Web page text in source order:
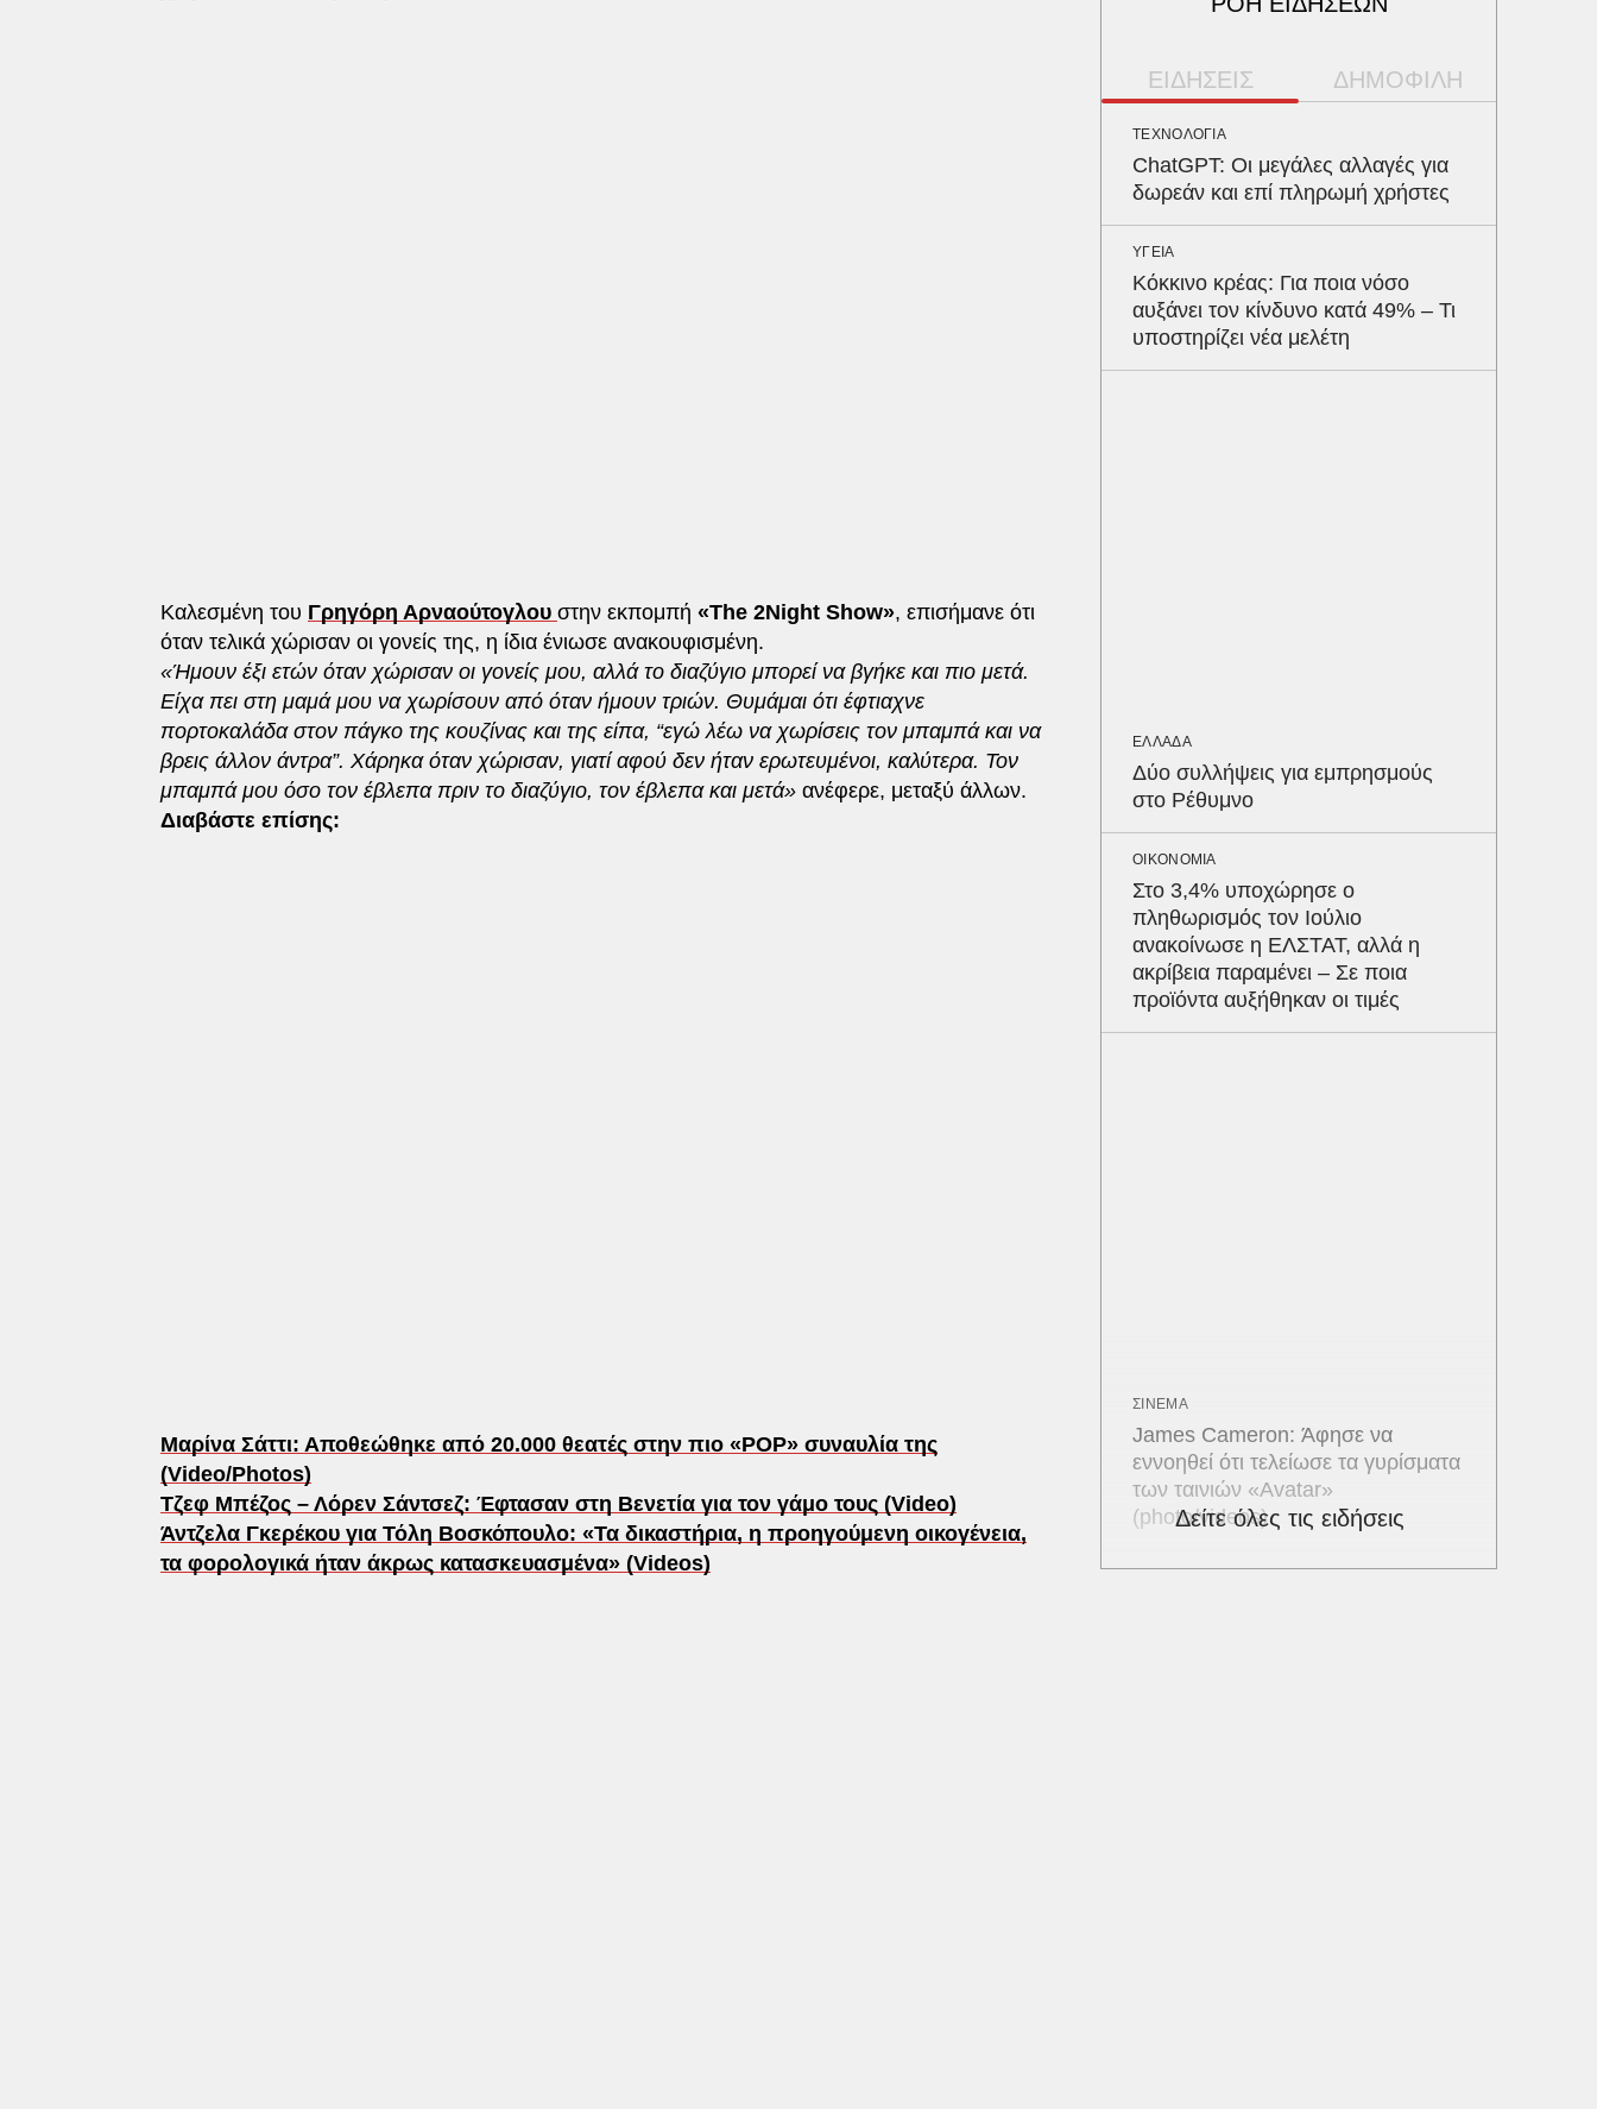
Καλεσμένη του Γρηγόρη Αρναούτογλου στην εκπομπή «The 2Night Show», επισήμανε ότι
όταν τελικά χώρισαν οι γονείς της, η ίδια ένιωσε ανακουφισμένη.
«Ήμουν έξι ετών όταν χώρισαν οι γονείς μου, αλλά το διαζύγιο μπορεί να βγήκε και πιο μετά.
Είχα πει στη μαμά μου να χωρίσουν από όταν ήμουν τριών. Θυμάμαι ότι έφτιαχνε
πορτοκαλάδα στον πάγκο της κουζίνας και της είπα, “εγώ λέω να χωρίσεις τον μπαμπά και να
βρεις άλλον άντρα”. Χάρηκα όταν χώρισαν, γιατί αφού δεν ήταν ερωτευμένοι, καλύτερα. Τον
μπαμπά μου όσο τον έβλεπα πριν το διαζύγιο, τον έβλεπα και μετά» ανέφερε, μεταξύ άλλων.
Διαβάστε επίσης:
Μαρίνα Σάττι: Αποθεώθηκε από 20.000 θεατές στην πιο «POP» συναυλία της
(Video/Photos)
Τζεφ Μπέζος – Λόρεν Σάντσεζ: Έφτασαν στη Βενετία για τον γάμο τους (Video)
Άντζελα Γκερέκου για Τόλη Βοσκόπουλο: «Τα δικαστήρια, η προηγούμενη οικογένεια,
τα φορολογικά ήταν άκρως κατασκευασμένα» (Videos)
ΕΙΔΗΣΕΙΣ ΔΗΜΟΦΙΛΗ
ΤΕΧΝΟΛΟΓΙΑ
ChatGPT: Οι μεγάλες αλλαγές για
δωρεάν και επί πληρωμή χρήστες
ΥΓΕΙΑ
Κόκκινο κρέας: Για ποια νόσο
αυξάνει τον κίνδυνο κατά 49% – Τι
υποστηρίζει νέα μελέτη
ΕΛΛΑΔΑ
Δύο συλλήψεις για εμπρησμούς
στο Ρέθυμνο
ΟΙΚΟΝΟΜΙΑ
Στο 3,4% υποχώρησε ο
πληθωρισμός τον Ιούλιο
ανακοίνωσε η ΕΛΣΤΑΤ, αλλά η
ακρίβεια παραμένει – Σε ποια
προϊόντα αυξήθηκαν οι τιμές
ΣΙΝΕΜΑ
James Cameron: Άφησε να
εννοηθεί ότι τελείωσε τα γυρίσματα
των ταινιών «Avatar»
(photo/videos)
Δείτε όλες τις ειδήσεις